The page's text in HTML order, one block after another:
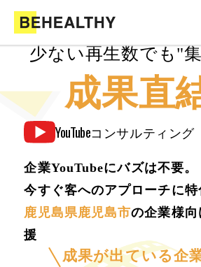
少ない再生数でも"
成果直
YouTubeコンサルティング
企業YouTubeにバズは不要。
今すぐ客へのアプローチに特
鹿児島県鹿児島市の企業様
援
成果が出ている企